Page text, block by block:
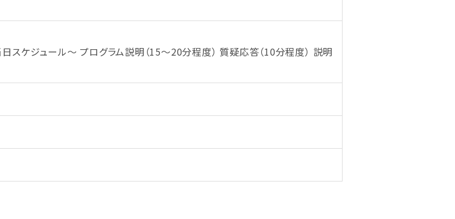
スケジュール〜 プログラム説明（15〜20分程度） 質疑応答（10分程度） 説明